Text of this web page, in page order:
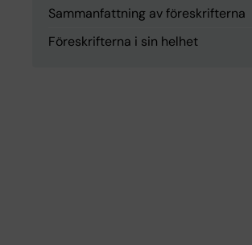
Sammanfattning av föreskrifterna
Föreskrifterna i sin helhet